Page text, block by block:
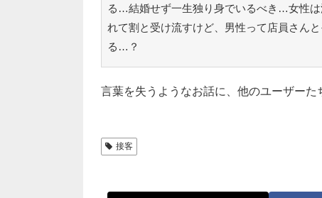
る…結婚せず一生独り身でいるべき…女性
れて割と受け流すけど、男性って店員さん
る…？
言葉を失うようなお話に、他のユーザーた
接客